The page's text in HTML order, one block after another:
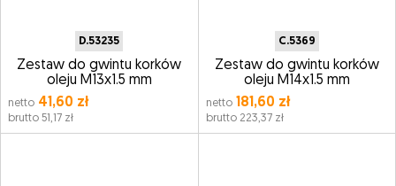
D.53235
Zestaw do gwintu korków
oleju M13x1.5 mm
netto 41,60 zł
brutto 51,17 zł
C.5369
Zestaw do gwintu korków
oleju M14x1.5 mm
netto181,60 zł
brutto 223,37 zł